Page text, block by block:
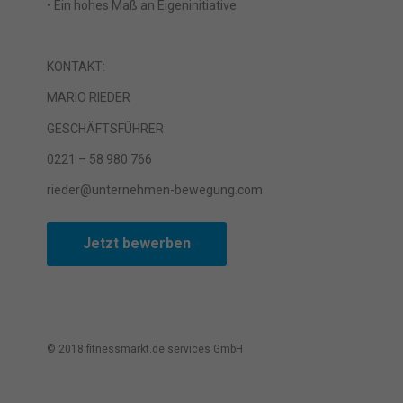
• Ein hohes Maß an Eigeninitiative
KONTAKT:
MARIO RIEDER
GESCHÄFTSFÜHRER
0221 – 58 980 766
rieder@unternehmen-bewegung.com
Jetzt bewerben
© 2018 fitnessmarkt.de services GmbH